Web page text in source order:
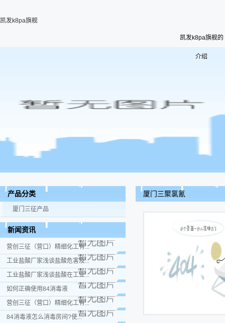
凯发k8pa旗舰
凯发k8pa旗舰的
介绍
产品分类
厦门三征产品
新闻资讯
营创三征（营口）精细化工有...
工业盐酸厂家浅谈盐酸危害及...
工业盐酸厂家浅谈盐酸在工业...
如何正确使用84消毒液
营创三征（营口）精细化工有...
84消毒液怎么消毒房间?使...
厦门三聚氯氰